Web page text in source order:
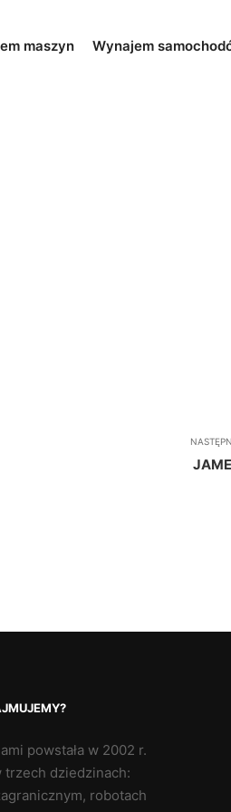
maszyn Wynajem
powstała w 2002 r.
trzech dziedzinach:
robotach